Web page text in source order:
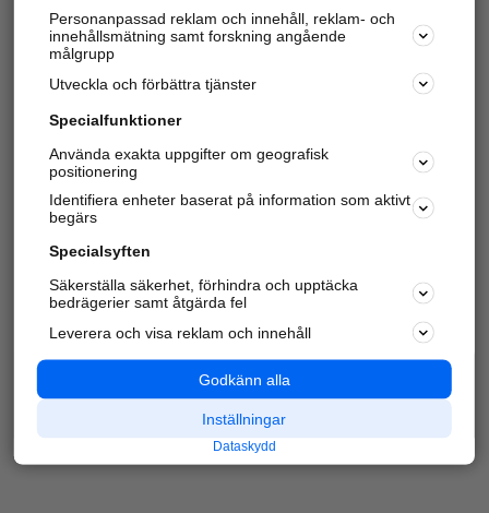
Har du redan verifierat ditt företag? Logga in
Varje vecka besöker du och4 miljoner
andra
härliga användare oss för att hitta rätt lokal
information om företag, privatpersoner och
platser.
Personanpassad reklam och innehåll, reklam- och
innehållsmätning samt forskning angående
målgrupp
Utveckla och förbättra tjänster
Specialfunktioner
Använda exakta uppgifter om geografisk
positionering
Identifiera enheter baserat på information som aktivt
begärs
Specialsyften
Säkerställa säkerhet, förhindra och upptäcka
bedrägerier samt åtgärda fel
Leverera och visa reklam och innehåll
Godkänn alla
Inställningar
Dataskydd